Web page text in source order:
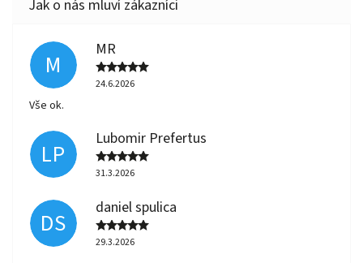
M
MR
24.6.2026
Vše ok.
LP
Lubomir Prefertus
31.3.2026
DS
daniel spulica
29.3.2026